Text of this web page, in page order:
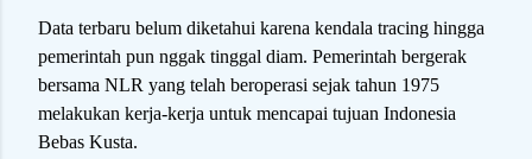
Data terbaru belum diketahui karena kendala tracing hingga
pemerintah pun nggak tinggal diam. Pemerintah bergerak
bersama NLR yang telah beroperasi sejak tahun 1975
melakukan kerja-kerja untuk mencapai tujuan Indonesia
Bebas Kusta.